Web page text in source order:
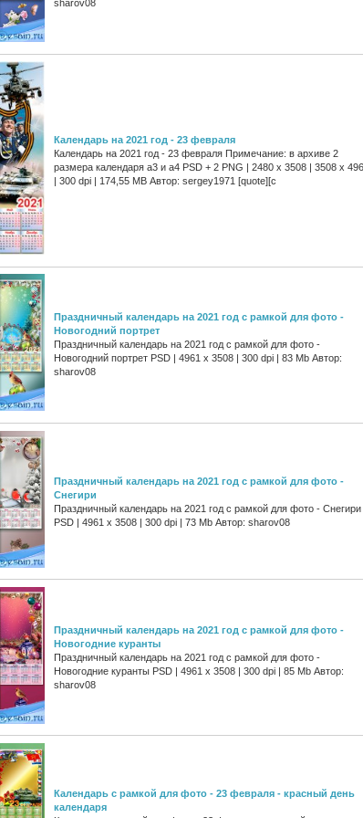
sharov08
Календарь на 2021 год - 23 февраля
Календарь на 2021 год - 23 февраля Примечание: в архиве 2
размера календаря а3 и а4 PSD + 2 PNG | 2480 x 3508 | 3508 x
| 300 dpi | 174,55 MB Автор: sergey1971 [quote][c
Праздничный календарь на 2021 год с рамкой для фото -
Новогодний портрет
Праздничный календарь на 2021 год с рамкой для фото -
Новогодний портрет PSD | 4961 х 3508 | 300 dpi | 83 Mb Автор:
sharov08
Праздничный календарь на 2021 год с рамкой для фото -
Снегири
Праздничный календарь на 2021 год с рамкой для фото - Снегири
PSD | 4961 х 3508 | 300 dpi | 73 Mb Автор: sharov08
Праздничный календарь на 2021 год с рамкой для фото -
Новогодние куранты
Праздничный календарь на 2021 год с рамкой для фото -
Новогодние куранты PSD | 4961 х 3508 | 300 dpi | 85 Mb Автор:
sharov08
Календарь с рамкой для фото - 23 февраля - красный день
календаря